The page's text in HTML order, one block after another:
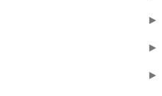
►
►
►